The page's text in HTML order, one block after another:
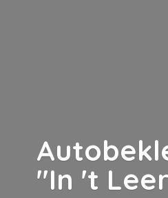
"In 't